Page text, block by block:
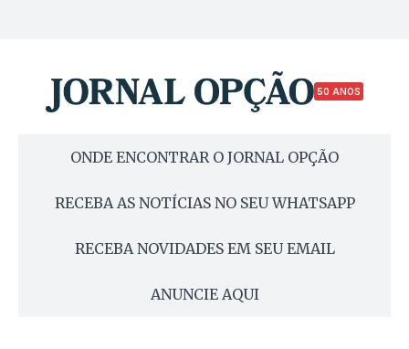
50 ANOS
ONDE ENCONTRAR O JORNAL OPÇÃO
RECEBA AS NOTÍCIAS NO SEU WHATSAPP
RECEBA NOVIDADES EM SEU EMAIL
ANUNCIE AQUI